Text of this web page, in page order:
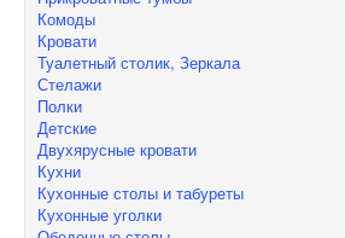
Комоды
Кровати
Туалетный столик, Зеркала
Стелажи
Полки
Детские
Двухярусные кровати
Кухни
Кухонные столы и табуреты
Кухонные уголки